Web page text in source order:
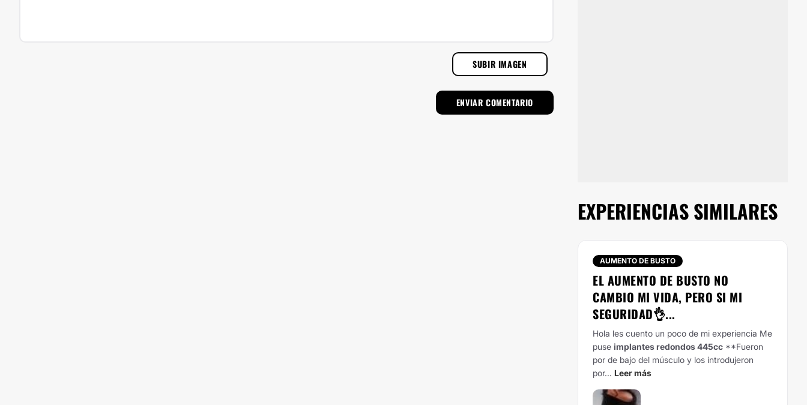
SUBIR IMAGEN
EXPERIENCIAS SIMILARES
AUMENTO DE BUSTO
EL AUMENTO DE BUSTO NO
CAMBIO MI VIDA, PERO SI MI
SEGURIDAD👌...
Hola les cuento un poco de mi experiencia Me
puse implantes redondos 445cc **Fueron
por de bajo del músculo y los introdujeron
por... Leer más